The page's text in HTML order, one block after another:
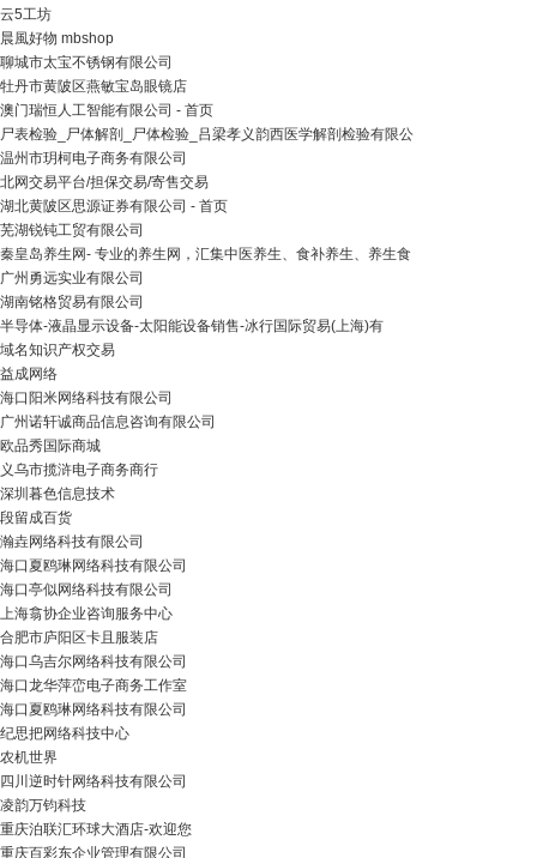
云5工坊
晨風好物 mbshop
聊城市太宝不锈钢有限公司
牡丹市黄陂区燕敏宝岛眼镜店
澳门瑞恒人工智能有限公司 - 首页
尸表检验_尸体解剖_尸体检验_吕梁孝义韵西医学解剖检验有限公
温州市玥柯电子商务有限公司
北网交易平台/担保交易/寄售交易
湖北黄陂区思源证券有限公司 - 首页
芜湖锐钝工贸有限公司
秦皇岛养生网- 专业的养生网，汇集中医养生、食补养生、养生食
广州勇远实业有限公司
湖南铭格贸易有限公司
半导体-液晶显示设备-太阳能设备销售-冰行国际贸易(上海)有
域名知识产权交易
益成网络
海口阳米网络科技有限公司
广州诺轩诚商品信息咨询有限公司
欧品秀国际商城
义乌市揽浒电子商务商行
深圳暮色信息技术
段留成百货
瀚垚网络科技有限公司
海口夏鸥琳网络科技有限公司
海口亭似网络科技有限公司
上海翕协企业咨询服务中心
合肥市庐阳区卡且服装店
海口乌吉尔网络科技有限公司
海口龙华萍峦电子商务工作室
海口夏鸥琳网络科技有限公司
纪思把网络科技中心
农机世界
四川逆时针网络科技有限公司
凌韵万钧科技
重庆泊联汇环球大酒店-欢迎您
重庆百彩东企业管理有限公司